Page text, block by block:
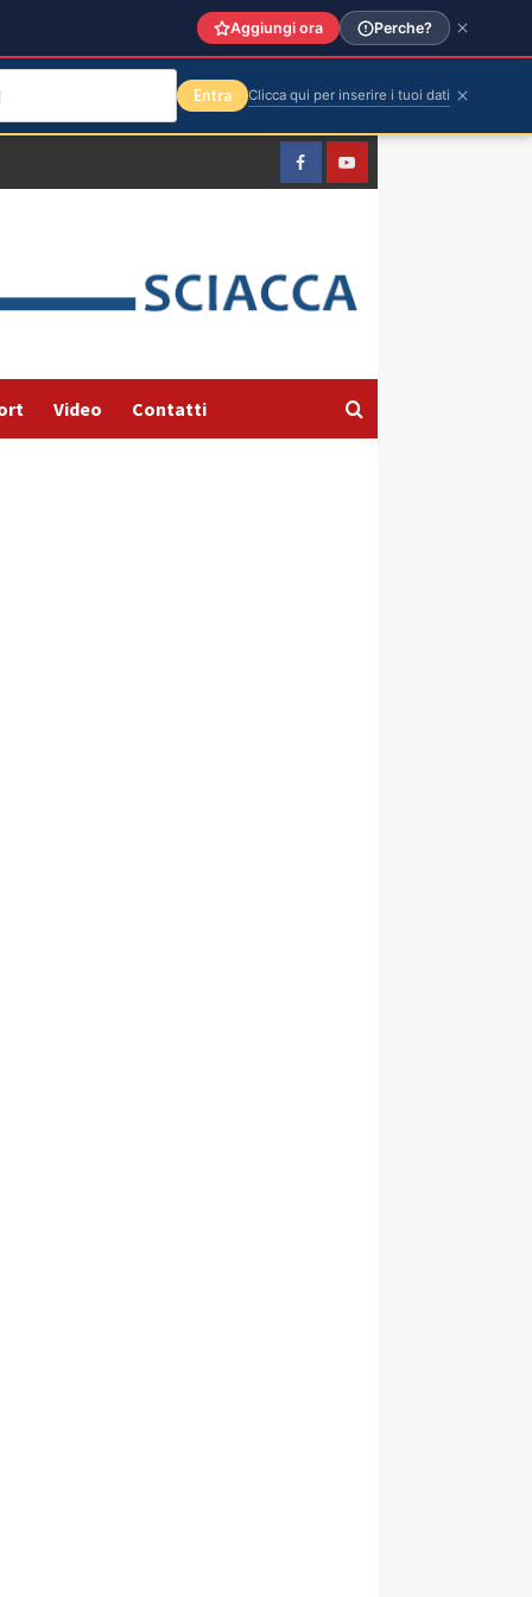
FacebookYountube
Video Contatti
Aggiungi ora Perche?
Entra Clicca qui per inserire i tuoi dati